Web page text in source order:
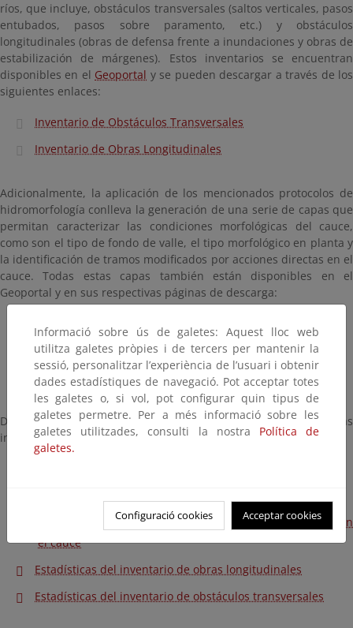
ríos, que incluye, obstáculos transversales (saltos verticales, pasos
entubados, pasos sobre paramento, etc.) y obstáculos
longitudinales (obras de defensa frente a inundaciones y obras de
estabilización de márgenes). Estos inventarios se encuentran
disponibles en el Geoportal y se pueden descargar a través de los
siguientes enlaces:
Inventario de Obstáculos Transversales
Inventario de Obras Longitudinales
Adicionalmente, la aplicación de los mencionados protocolos de
hidromorfología conlleva la generación de una serie de capas que
permitan caracterizar las condiciones morfológicas del cauce,
como son el tipo de fondo de valle, el tipo morfológico en planta y
la identificación de tramos modificados por acciones directas en el
cauce. Todas estas capas también están disponibles en el
Geoportal y en sus respectivas páginas de descarga:
Tipo morfológico en planta
Tramos modificados por acciones directas en el cauce
De todas estas capas descritas se pueden consultar respectivas
infografías con estadísticas de interés.
Estadísticas de tramos modificados por acciones directas en
el cauce
Estadísticas del inventario de obras longitudinales
Estadísticas del inventario de obstáculos transversales
Informació sobre ús de galetes: Aquest lloc web
utilitza galetes pròpies i de tercers per mantenir la
sessió, personalitzar l’experiència de l’usuari i obtenir
dades estadístiques de navegació. Pot acceptar totes
les galetes o, si vol, pot configurar quin tipus de
galetes permetre. Per a més informació sobre les
galetes utilitzades, consulti la nostra Política de
galetes.
Configuració cookies Acceptar cookies